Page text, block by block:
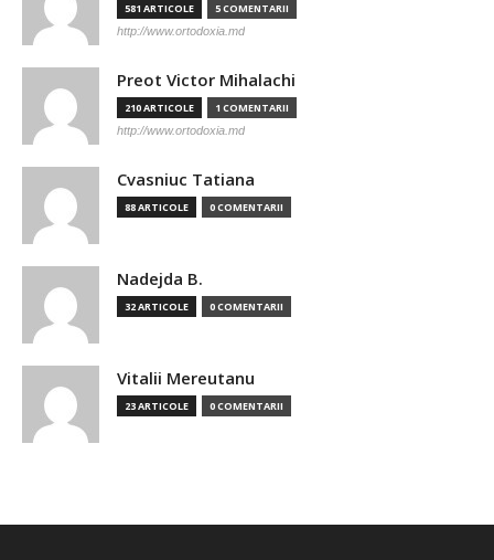
581 ARTICOLE 5 COMENTARII
http://www.ortodoxia.md
Preot Victor Mihalachi
210 ARTICOLE 1 COMENTARII
http://www.ortodoxia.md
Cvasniuc Tatiana
88 ARTICOLE 0 COMENTARII
Nadejda B.
32 ARTICOLE 0 COMENTARII
Vitalii Mereutanu
23 ARTICOLE 0 COMENTARII